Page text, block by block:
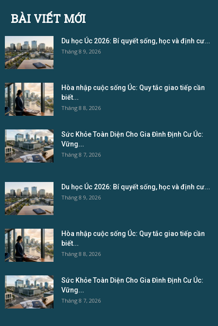
BÀI VIẾT MỚI
Du học Úc 2026: Bí quyết sống, học và định cư...
Tháng 8 9, 2026
Hòa nhập cuộc sống Úc: Quy tắc giao tiếp cần
biết...
Tháng 8 8, 2026
Sức Khỏe Toàn Diện Cho Gia Đình Định Cư Úc:
Vững...
Tháng 8 7, 2026
Du học Úc 2026: Bí quyết sống, học và định cư...
Tháng 8 9, 2026
Hòa nhập cuộc sống Úc: Quy tắc giao tiếp cần
biết...
Tháng 8 8, 2026
Sức Khỏe Toàn Diện Cho Gia Đình Định Cư Úc:
Vững...
Tháng 8 7, 2026